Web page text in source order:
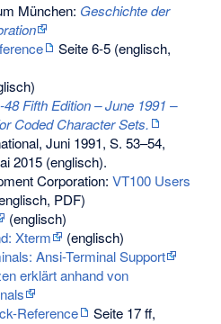
München: Geschichte der
Seite 6-5 (englisch,
Fifth Edition – June 1991 –
Coded Character Sets.
Juni 1991,S. 53–54,
2015 (englisch).
Corporation:VT100 Users
PDF)
(englisch)
Xterm
(englisch)
Ansi-Terminal Support
erklärt anhand von
Reference
Seite 17 ff,